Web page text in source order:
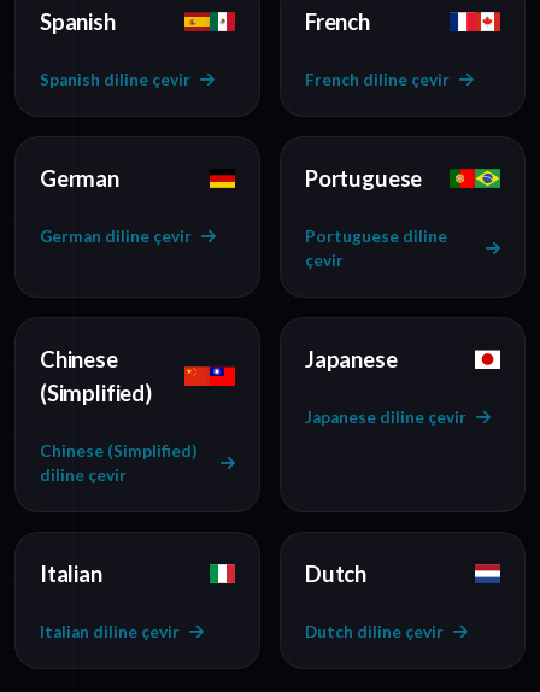
Spanish
Spanish diline çevir
French
French diline çevir
German
German diline çevir
Portuguese
Portuguese diline
çevir
Chinese
(Simplified)
Chinese (Simplified)
diline çevir
Japanese
Japanese diline çevir
Italian
Italian diline çevir
Dutch
Dutch diline çevir